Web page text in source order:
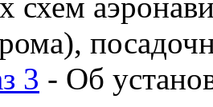
3 - Об